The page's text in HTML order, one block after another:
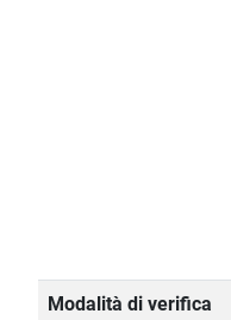
Modalità di verifica